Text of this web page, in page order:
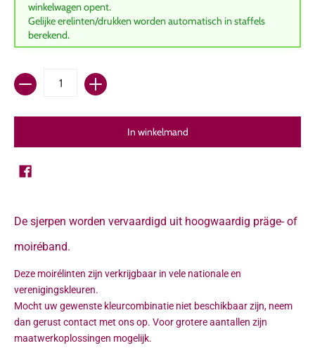
winkelwagen opent.
Gelijke erelinten/drukken worden automatisch in staffels
berekend.
Hoeveelheid
In winkelmand
De sjerpen worden vervaardigd uit hoogwaardig präge- of
moiréband.
Deze moirélinten zijn verkrijgbaar in vele nationale en
verenigingskleuren.
Mocht uw gewenste kleurcombinatie niet beschikbaar zijn, neem
dan gerust contact met ons op. Voor grotere aantallen zijn
maatwerkoplossingen mogelijk.